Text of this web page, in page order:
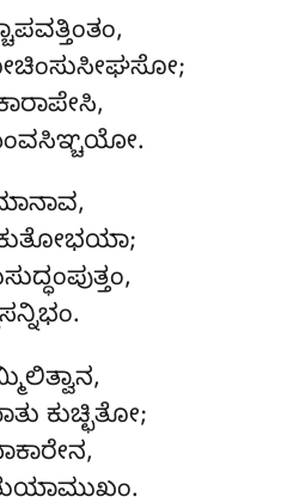
,
ಕುಚ್ಛಿತೋ;